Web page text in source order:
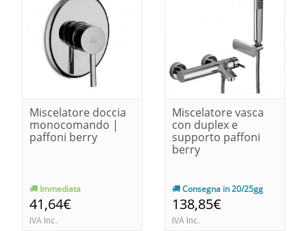
Miscelatore doccia
monocomando |
paffoni berry
Immediata
41,64€
IVA Inc.
Miscelatore vasca
con duplex e
supporto paffoni
berry
Consegna in 20/25gg
138,85€
IVA Inc.